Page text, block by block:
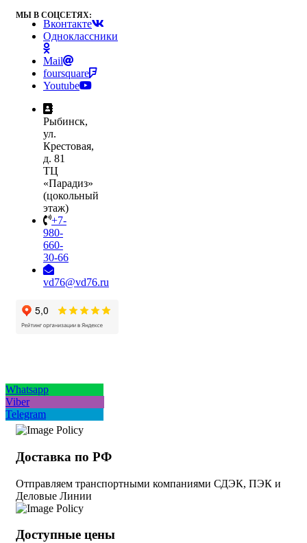
МЫ В СОЦСЕТЯХ:
Вконтакте
Одноклассники
Mail
foursquare
Youtube
Рыбинск,
ул.
Крестовая,
д. 81
ТЦ
«Парадиз»
(цокольный
этаж)
+7-
980-
660-
30-66
vd76@vd76.ru
Whatsapp
Viber
Telegram
Доставка по РФ
Отправляем транспортными компаниями СДЭК, ПЭК и
Деловые Линии
Доступные цены